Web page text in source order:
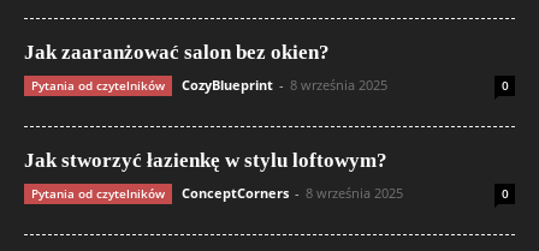
Jak zaaranżować salon bez okien?
Pytania od czytelników CozyBlueprint - 8 września 2025 0
Jak stworzyć łazienkę w stylu loftowym?
Pytania od czytelników ConceptCorners - 8 września 2025 0